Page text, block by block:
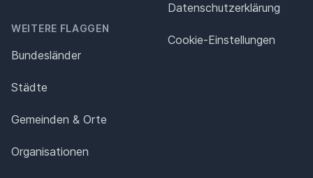
WEITERE FLAGGEN
Bundesländer
Städte
Gemeinden & Orte
Organisationen
Datenschutz­erklärung
Cookie-Einstellungen